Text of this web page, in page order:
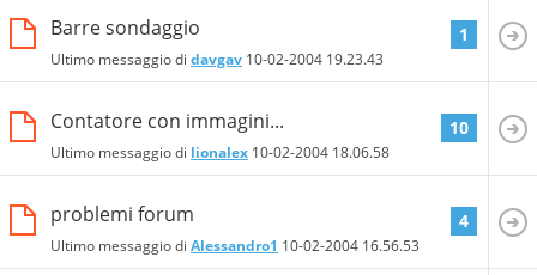
Barre sondaggio
Ultimo messaggio di davgav 10-02-2004 19.23.43
1
Contatore con immagini...
Ultimo messaggio di lionalex 10-02-2004 18.06.58
10
problemi forum
Ultimo messaggio di Alessandro1 10-02-2004 16.56.53
4